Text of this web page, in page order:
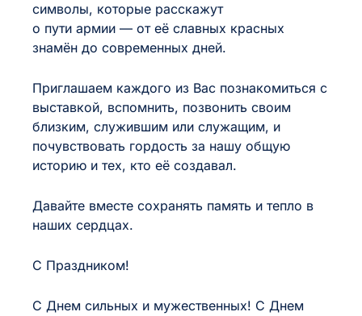
символы, которые расскажут
о пути армии — от её славных красных
знамён до современных дней.
Приглашаем каждого из Вас познакомиться с
выставкой, вспомнить, позвонить своим
близким, служившим или служащим, и
почувствовать гордость за нашу общую
историю и тех, кто её создавал.
Давайте вместе сохранять память и тепло в
наших сердцах.
С Праздником!
С Днем сильных и мужественных! С Днем